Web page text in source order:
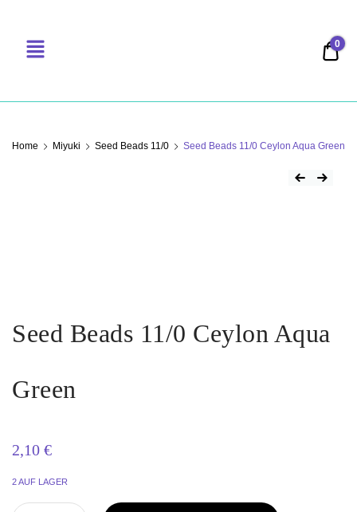
0
Home Miyuki Seed Beads 11/0 Seed Beads 11/0 Ceylon Aqua Green
Seed Beads 11/0 Ceylon Aqua
Green
2,10 €
2 AUF LAGER